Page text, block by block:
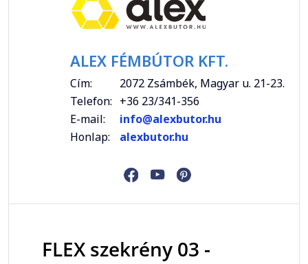
ALEX FÉMBÚTOR KFT.
Cím:
2072 Zsámbék, Magyar u. 21-23.
Telefon: +36 23/341-356
E-mail:
info@alexbutor.hu
Honlap:
alexbutor.hu
FLEX szekrény 03 -